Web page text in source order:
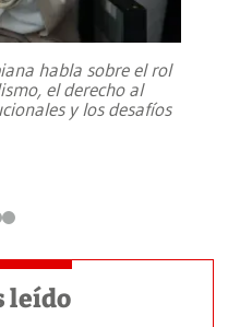
habla sobre el rol
el derecho al
y los desafíos
leído